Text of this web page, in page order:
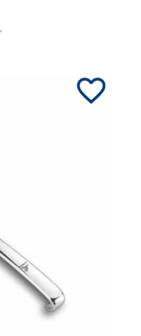
favorite_border